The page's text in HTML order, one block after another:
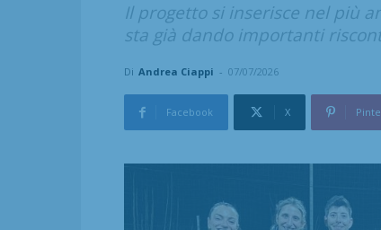
Il progetto si inserisce nel più
sta già dando importanti
Di Andrea Ciappi - 07/07/2026
Facebook X